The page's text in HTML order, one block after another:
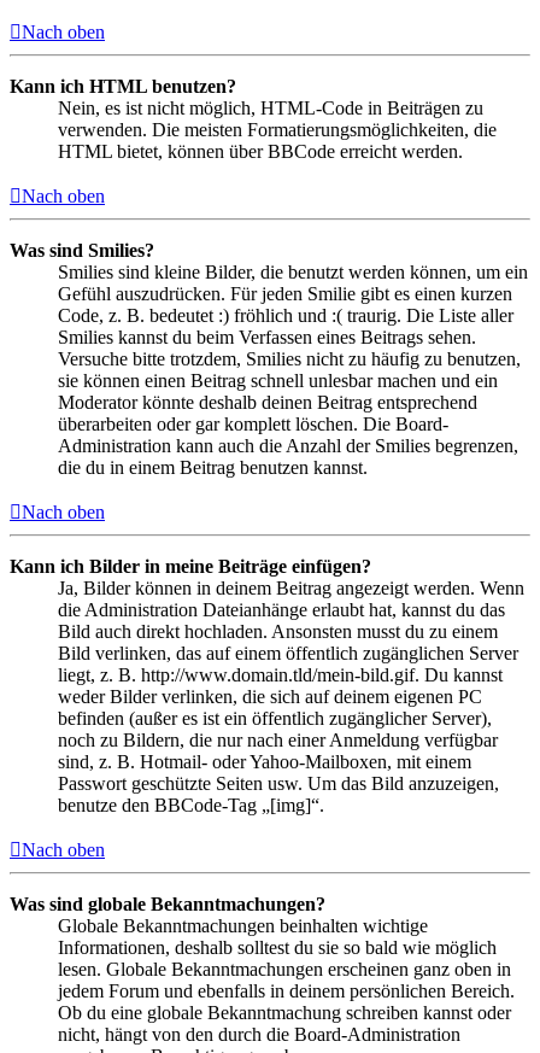
Nach oben
Kann ich HTML benutzen?
Nein, es ist nicht möglich, HTML-Code in Beiträgen zu
verwenden. Die meisten Formatierungsmöglichkeiten, die
HTML bietet, können über BBCode erreicht werden.
Nach oben
Was sind Smilies?
Smilies sind kleine Bilder, die benutzt werden können, um ein
Gefühl auszudrücken. Für jeden Smilie gibt es einen kurzen
Code, z. B. bedeutet :) fröhlich und :( traurig. Die Liste aller
Smilies kannst du beim Verfassen eines Beitrags sehen.
Versuche bitte trotzdem, Smilies nicht zu häufig zu benutzen,
sie können einen Beitrag schnell unlesbar machen und ein
Moderator könnte deshalb deinen Beitrag entsprechend
überarbeiten oder gar komplett löschen. Die Board-
Administration kann auch die Anzahl der Smilies begrenzen,
die du in einem Beitrag benutzen kannst.
Nach oben
Kann ich Bilder in meine Beiträge einfügen?
Ja, Bilder können in deinem Beitrag angezeigt werden. Wenn
die Administration Dateianhänge erlaubt hat, kannst du das
Bild auch direkt hochladen. Ansonsten musst du zu einem
Bild verlinken, das auf einem öffentlich zugänglichen Server
liegt, z. B. http://www.domain.tld/mein-bild.gif. Du kannst
weder Bilder verlinken, die sich auf deinem eigenen PC
befinden (außer es ist ein öffentlich zugänglicher Server),
noch zu Bildern, die nur nach einer Anmeldung verfügbar
sind, z. B. Hotmail- oder Yahoo-Mailboxen, mit einem
Passwort geschützte Seiten usw. Um das Bild anzuzeigen,
benutze den BBCode-Tag „[img]“.
Nach oben
Was sind globale Bekanntmachungen?
Globale Bekanntmachungen beinhalten wichtige
Informationen, deshalb solltest du sie so bald wie möglich
lesen. Globale Bekanntmachungen erscheinen ganz oben in
jedem Forum und ebenfalls in deinem persönlichen Bereich.
Ob du eine globale Bekanntmachung schreiben kannst oder
nicht, hängt von den durch die Board-Administration